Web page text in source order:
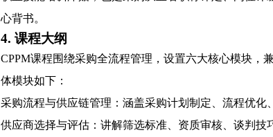
心背书。
4. 课程大纲
CPPM课程围绕采购全流程管理，设置六大核心模块，
体模块如下：
采购流程与供应链管理：涵盖采购计划制定、流程优化
供应商选择与评估：讲解筛选标准、资质审核、谈判